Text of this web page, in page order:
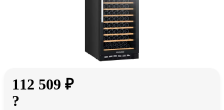
112 509 ₽
?